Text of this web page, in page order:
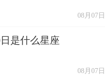
08月07日
是什么星座
08月07日